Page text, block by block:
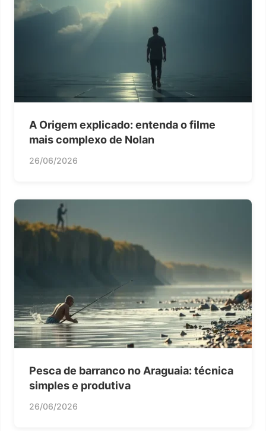
A Origem explicado: entenda o filme
mais complexo de Nolan
26/06/2026
Pesca de barranco no Araguaia: técnica
simples e produtiva
26/06/2026